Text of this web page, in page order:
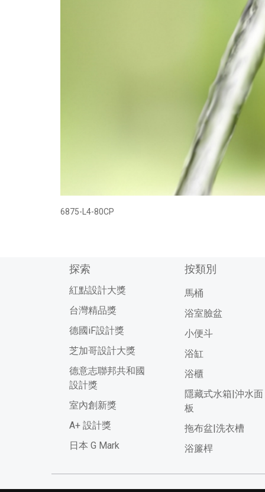
6875-L4-80CP
探索
紅點設計大獎
台灣精品獎
德國iF設計獎
芝加哥設計大獎
德意志聯邦共和國
設計獎
室內創新獎
A+ 設計獎
日本 G Mark
按類別
馬桶
浴室臉盆
小便斗
浴缸
浴櫃
隱藏式水箱|沖水面
板
拖布盆|洗衣槽
浴簾桿